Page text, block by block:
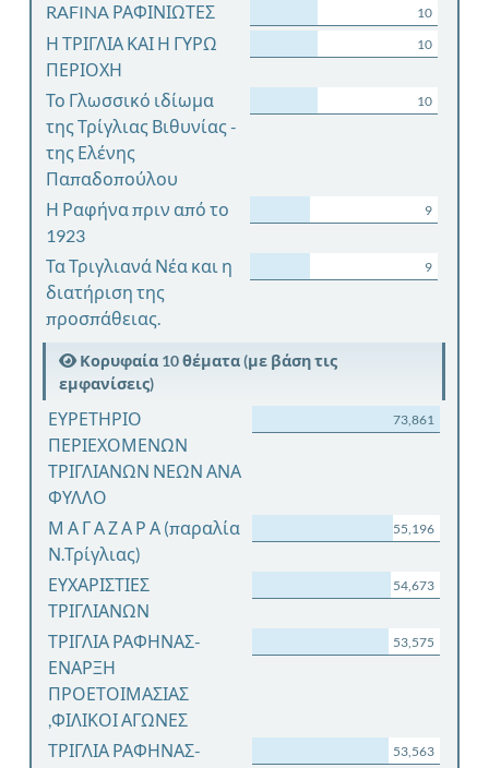
RAFINA ΡΑΦΙΝΙΩΤΕΣ 10
Η ΤΡΙΓΛΙΑ ΚΑΙ Η ΓΥΡΩ
ΠΕΡΙΟΧΗ
10
Το Γλωσσικό ιδίωμα
της Τρίγλιας Βιθυνίας -
της Ελένης
Παπαδοπούλου
10
Η Ραφήνα πριν από το
1923
9
Τα Τριγλιανά Νέα και η
διατήριση της
προσπάθειας.
9
Κορυφαία 10 θέματα (με βάση τις
εμφανίσεις)
ΕΥΡΕΤΗΡΙΟ
ΠΕΡΙΕΧΟΜΕΝΩΝ
ΤΡΙΓΛΙΑΝΩΝ ΝΕΩΝ ΑΝΑ
ΦΥΛΛΟ
73,861
Μ Α Γ Α Ζ Α Ρ Α (παραλία
Ν.Τρίγλιας)
55,196
ΕΥΧΑΡΙΣΤΙΕΣ
ΤΡΙΓΛΙΑΝΩΝ
54,673
ΤΡΙΓΛΙΑ ΡΑΦΗΝΑΣ-
ΕΝΑΡΞΗ
ΠΡΟΕΤΟΙΜΑΣΙΑΣ
,ΦΙΛΙΚΟΙ ΑΓΩΝΕΣ
53,575
ΤΡΙΓΛΙΑ ΡΑΦΗΝΑΣ-
53,563